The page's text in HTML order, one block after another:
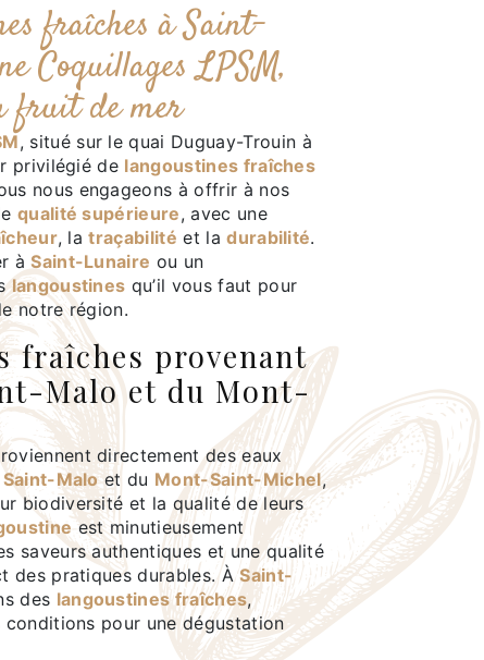
fraîches à Saint-
Coquillages LPSM,
fruit de mer
, situé sur le quai Duguay-Trouin à
privilégié de langoustines fraîches
nous engageons à offrir à nos
qualité supérieure, avec une
, latraçabilité et ladurabilité.
àSaint-Lunaire ou un
langoustines qu’il vous faut pour
notre région.
fraîches provenant
Malo et du Mont-
directement des eaux
Maloet du Mont-Saint-Michel,
biodiversité et la qualité de leurs
est minutieusement
saveurs authentiques et une qualité
des pratiques durables. ÀSaint-
des langoustines fraîches,
pour une dégustation